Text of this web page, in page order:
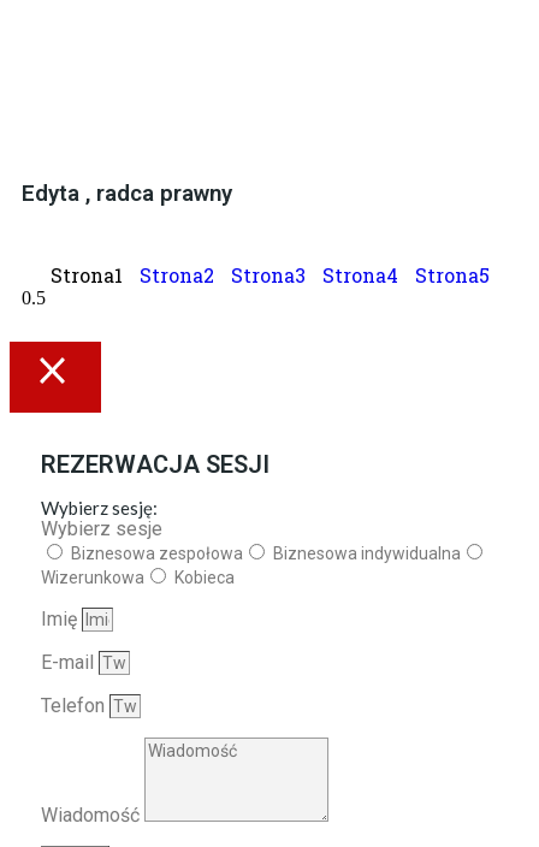
Edyta , radca prawny
Strona1 Strona2 Strona3 Strona4 Strona5
REZERWACJA SESJI
Wybierz sesję:
Wybierz sesje
Biznesowa zespołowa
Biznesowa indywidualna
Wizerunkowa
Kobieca
Imię
E-mail
Telefon
Wiadomość